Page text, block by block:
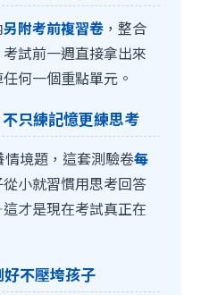
另附考前複習卷 ，整合
試前一週直接拿出來
何一個重點單元。
只練記憶更練思考
境題，這套測驗卷每
從小就習慣用思考回答
才是現在考試真正在
不壓垮孩子